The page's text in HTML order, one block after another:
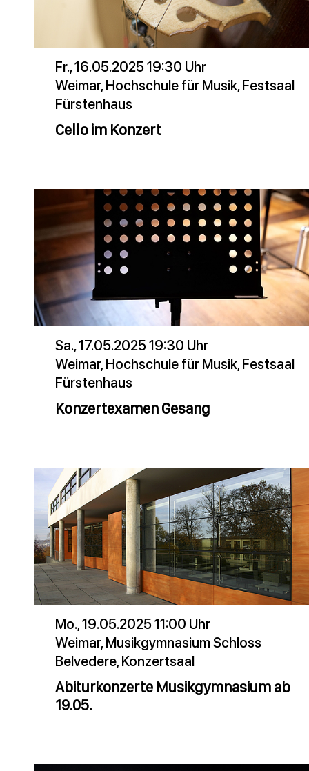
Fr., 16.05.2025 19:30 Uhr
Weimar, Hochschule für Musik, Festsaal
Fürstenhaus
Cello im Konzert
Sa., 17.05.2025 19:30 Uhr
Weimar, Hochschule für Musik, Festsaal
Fürstenhaus
Konzertexamen Gesang
Mo., 19.05.2025 11:00 Uhr
Weimar, Musikgymnasium Schloss
Belvedere, Konzertsaal
Abiturkonzerte Musikgymnasium ab
19.05.